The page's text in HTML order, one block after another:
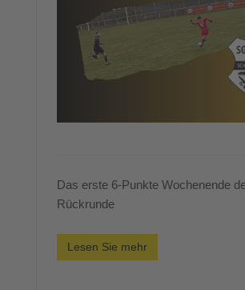
Das erste 6-Punkte Wochenende
Rückrunde
Lesen Sie mehr